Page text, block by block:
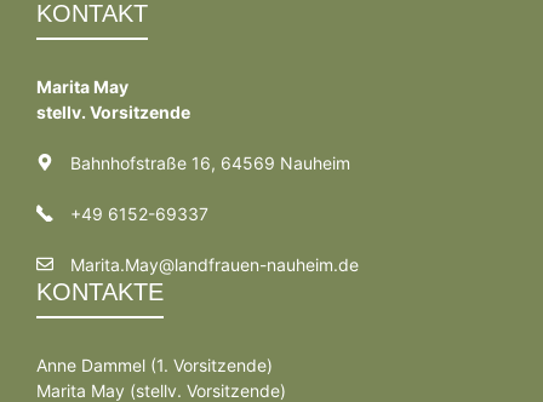
KONTAKT
Marita May
stellv. Vorsitzende
Bahnhofstraße 16, 64569 Nauheim
+49 6152-69337
Marita.May@landfrauen-nauheim.de
KONTAKTE
Anne Dammel (1. Vorsitzende)
Marita May (stellv. Vorsitzende)